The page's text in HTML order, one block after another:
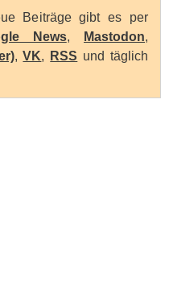
Beiträge gibt es per
News, Mastodon,
,VK, RSS und täglich